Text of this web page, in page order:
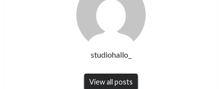
studiohallo_
View all posts